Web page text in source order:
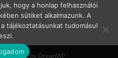
Theme by OceanWP
hogy a honlap felhasználói
sütiket alkalmazunk. A
tájékoztatásunkat tudomásul